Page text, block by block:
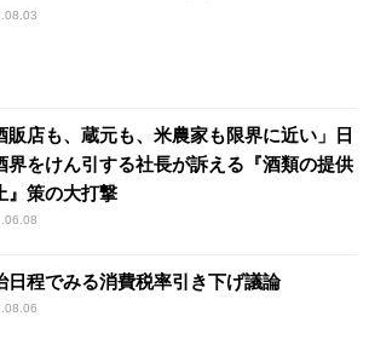
販店も、蔵元も、米農家も限界に近い」日
界をけん引する社長が訴える『酒類の提供
』策の大打撃
日程でみる消費税率引き下げ議論